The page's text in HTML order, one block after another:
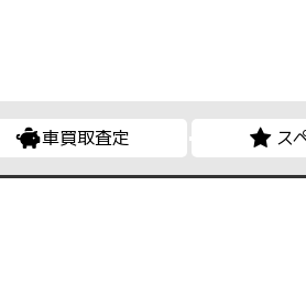
車買取査定 ス